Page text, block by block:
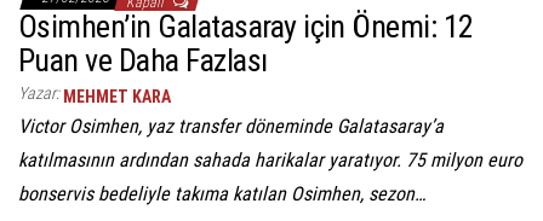
Osimhen’in Galatasaray için Önemi: 12
Puan ve Daha Fazlası
Yazar: MEHMET KARA
Victor Osimhen, yaz transfer döneminde Galatasaray’a
katılmasının ardından sahada harikalar yaratıyor. 75 milyon euro
bonservis bedeliyle takıma katılan Osimhen, sezon…